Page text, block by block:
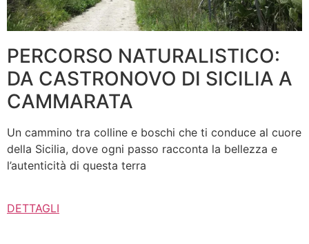
PERCORSO NATURALISTICO:
DA CASTRONOVO DI SICILIA A
CAMMARATA
Un cammino tra colline e boschi che ti conduce al cuore
della Sicilia, dove ogni passo racconta la bellezza e
l’autenticità di questa terra
DETTAGLI